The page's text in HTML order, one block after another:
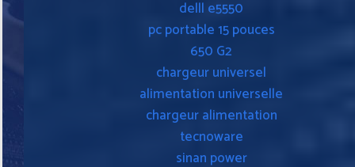
delll e5550
pc portable 15 pouces
650 G2
chargeur universel
alimentation universelle
chargeur alimentation
tecnoware
sinan power